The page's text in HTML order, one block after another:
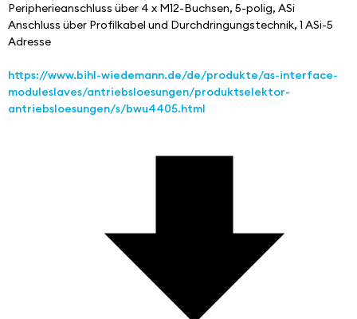
Peripherieanschluss über 4 x M12-Buchsen, 5-polig, ASi
Anschluss über Profilkabel und Durchdringungstechnik, 1 ASi-5
Adresse
https://www.bihl-wiedemann.de/de/produkte/as-interface-
moduleslaves/antriebsloesungen/produktselektor-
antriebsloesungen/s/bwu4405.html